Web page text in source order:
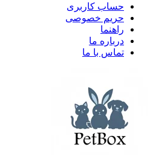
حساب کاربری
حریم خصوصی
راهنما
درباره ما
تماس با ما